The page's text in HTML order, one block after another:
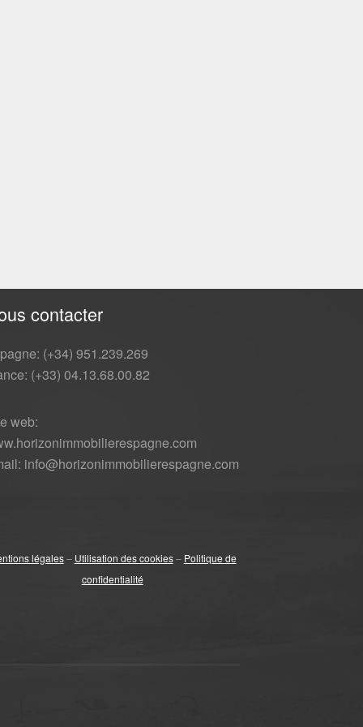
contacter
(+34) 951.239.269
(+33) 04.13.68.00.82
web:
info@horizonimmobilierespagne.com
légales– Utilisation des cookies– Politique de
confidentialité